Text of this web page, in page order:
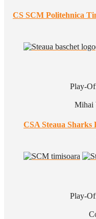
CS SCM Politehnica
Play-
Mihai
CSA Steaua Sharks
Play-